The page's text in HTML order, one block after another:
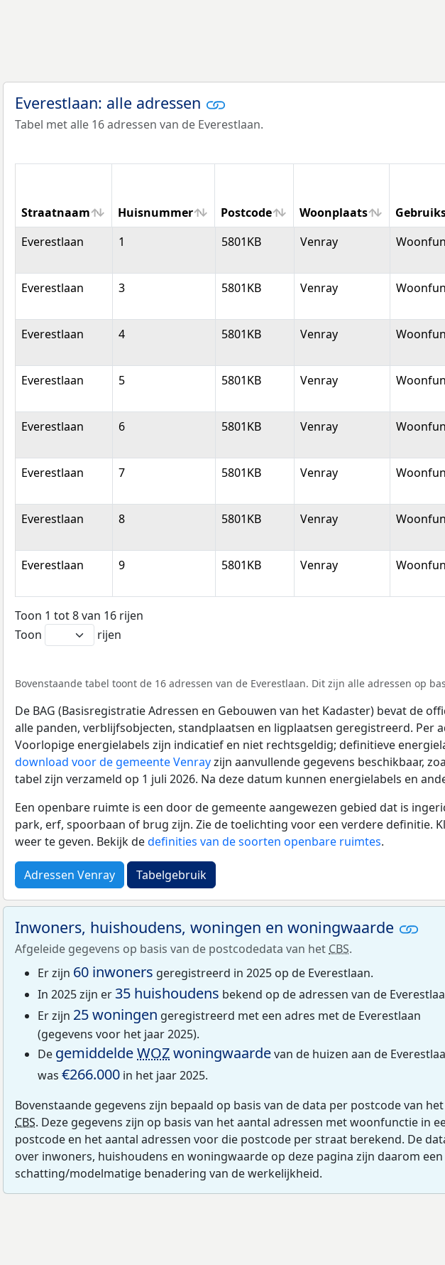
Everestlaan: alle adressen
Tabel met alle 16 adressen van de Everestlaan.
Straatnaam Huisnummer Postcode Woonplaats
Straatnaam
Huisnummer Postcode Woonplaats
Everestlaan 1 5801KB Venray
Everestlaan 3 5801KB Venray
Everestlaan 4 5801KB Venray
Everestlaan 5 5801KB Venray
Everestlaan 6 5801KB Venray
Everestlaan 7 5801KB Venray
Everestlaan 8 5801KB Venray
Everestlaan 9 5801KB Venray
Toon 1 tot 8 van 16 rijen
Toon
rijen
Bovenstaande tabel toont de 16 adressen van de Everestlaan. Dit zijn alle adressen op
De BAG (Basisregistratie Adressen en Gebouwen van het Kadaster) bevat de
alle panden, verblijfsobjecten, standplaatsen en ligplaatsen geregistreerd.
Voorlopige energielabels zijn indicatief en niet rechtsgeldig; definitieve
download voor de gemeente Venrayzijn aanvullende gegevens beschikbaar,
tabel zijn verzameld op 1 juli 2026. Na deze datum kunnen energielabels en
Een openbare ruimte is een door de gemeente aangewezen gebied dat is
park, erf, spoorbaan of brug zijn. Zie de toelichting voor een verdere
weer te geven. Bekijk dedefinities van de soorten openbare ruimtes.
Adressen Venray Tabelgebruik
Inwoners, huishoudens, woningen en woningwaarde
Afgeleide gegevens op basis van de postcodedata van het CBS.
Er zijn 60 inwoners geregistreerd in 2025 op de Everestlaan.
In 2025 zijn er 35 huishoudens bekend op de adressen van de
Er zijn 25 woningen geregistreerd met een adres met de Everestlaan
(gegevens voor het jaar 2025).
De gemiddeldeWOZwoningwaardevan de huizen aan de
was €266.000 in het jaar 2025.
Bovenstaande gegevens zijn bepaald op basis van de data per postcode van het
CBS. Deze gegevens zijn op basis van het aantal adressen met woonfunctie in
postcode en het aantal adressen voor die postcode per straat berekend. De
over inwoners, huishoudens en woningwaarde op deze pagina zijn daarom een
schatting/modelmatige benadering van de werkelijkheid.